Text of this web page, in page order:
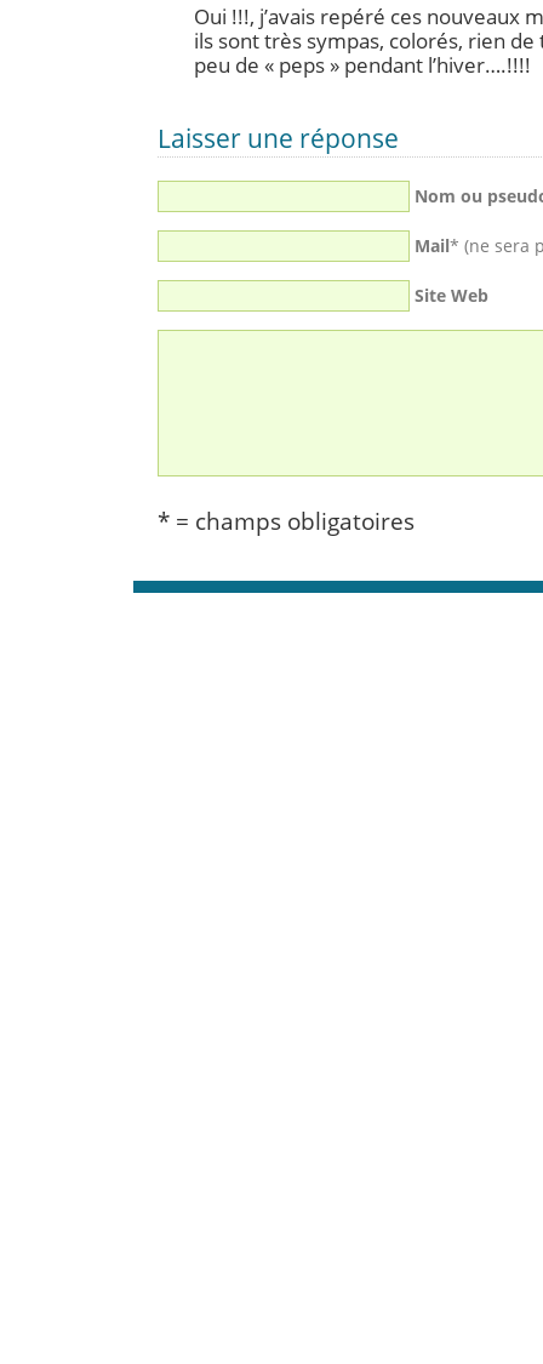
Oui !!!, j’avais repéré ces nouveaux
ils sont très sympas, colorés, rien
peu de « peps » pendant l’hiver….!!!!
Laisser une réponse
Nom ou
Mail* (ne sera
Site Web
* = champs obligatoires